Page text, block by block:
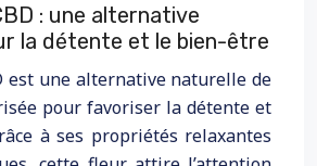
: une alternative
la détente et le bien-être
est une alternative naturelle de
pour favoriser la détente et
à ses propriétés relaxantes